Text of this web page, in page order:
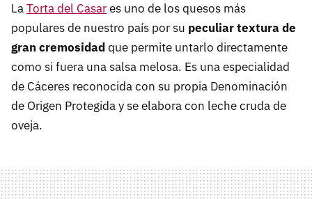
LaTorta del Casares uno de los quesos más
populares de nuestro país por su peculiar textura de
gran cremosidadque permite untarlo directamente
como si fuera una salsa melosa. Es una especialidad
de Cáceres reconocida con su propia Denominación
de Origen Protegida y se elabora con leche cruda de
oveja.